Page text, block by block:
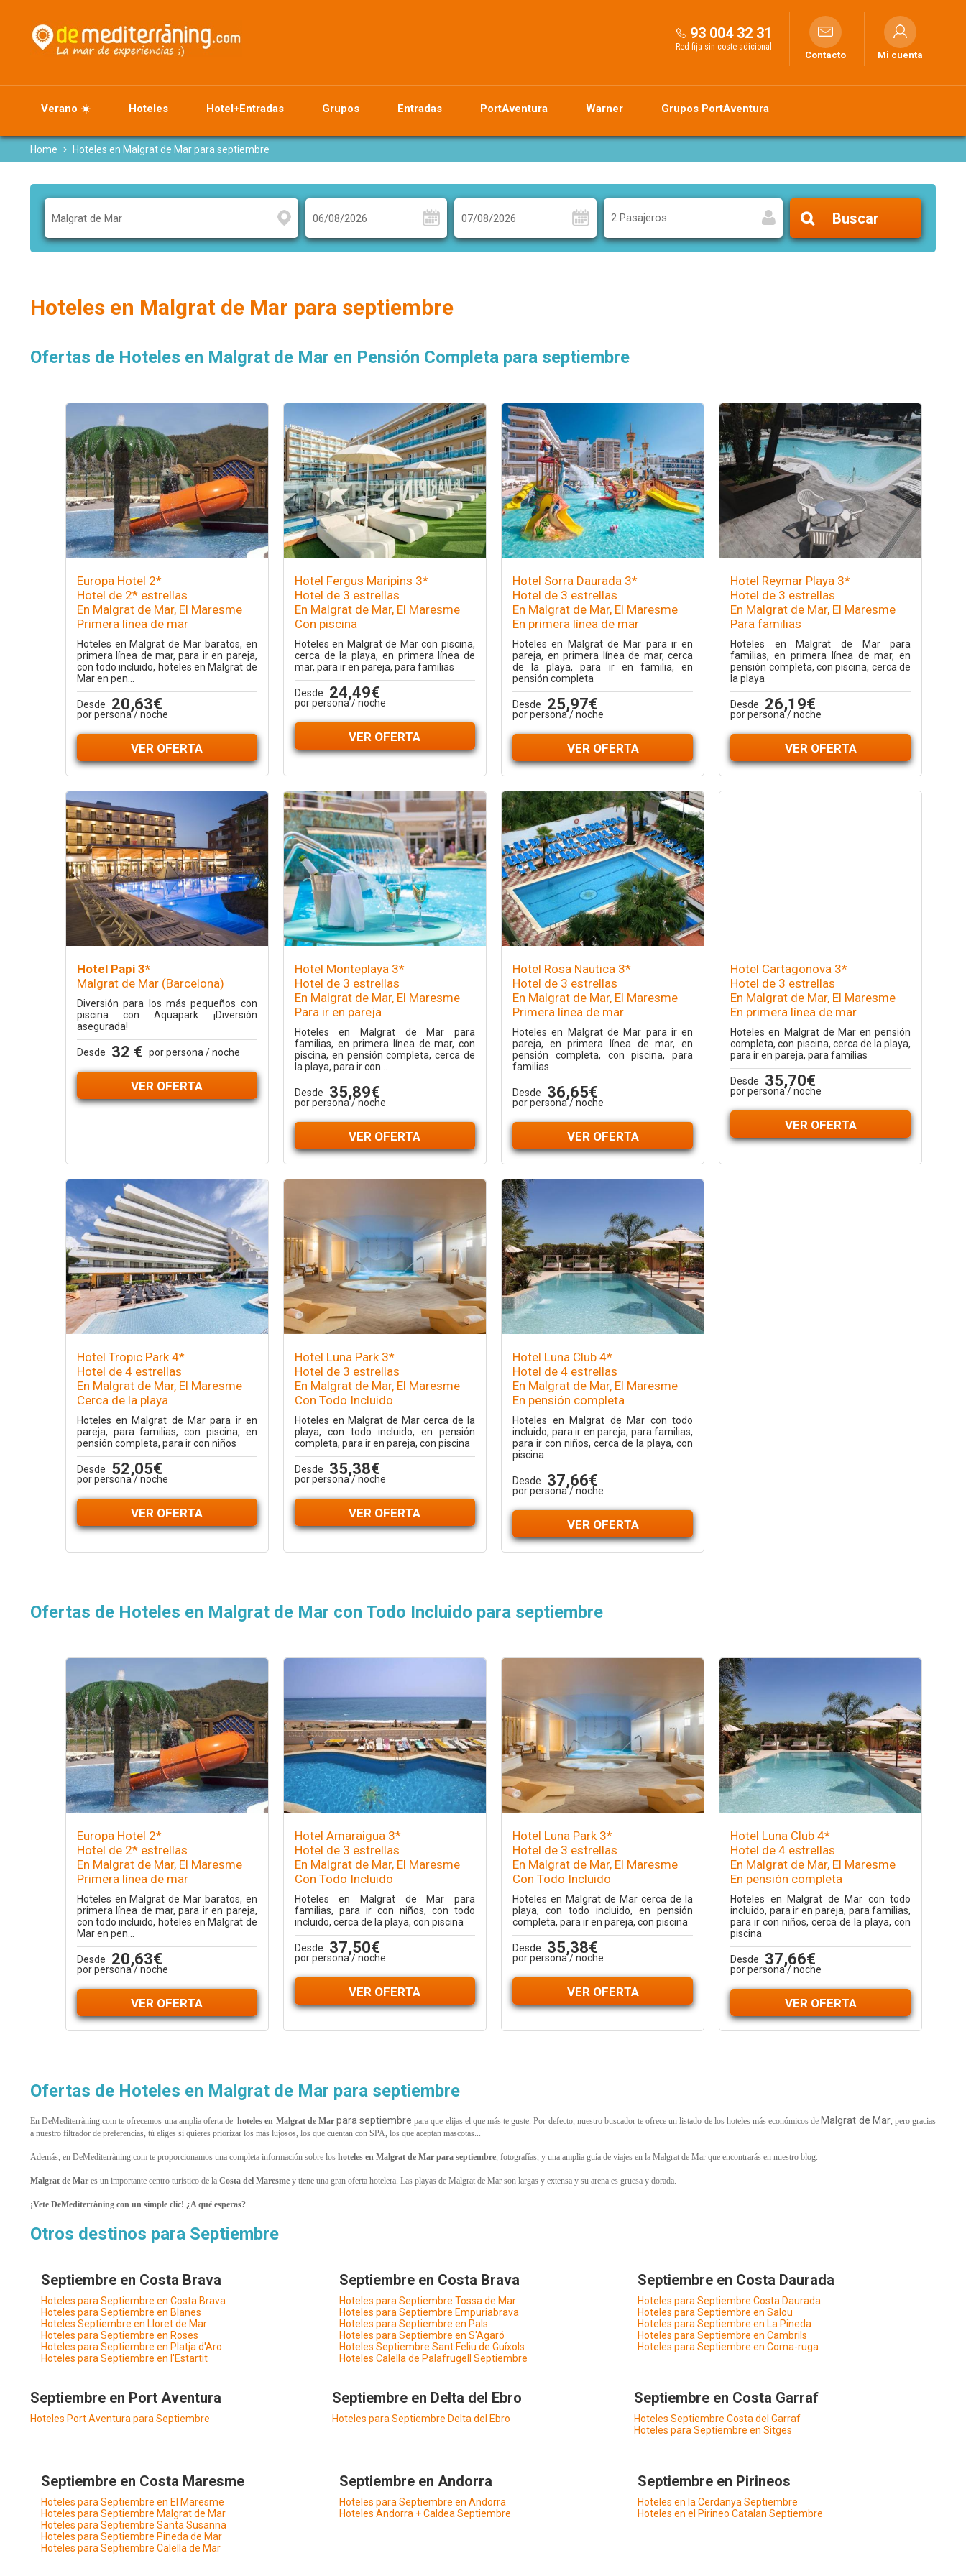
93 004 32 31
Red fija sin coste adicional
Contacto Mi cuenta
Verano ☀️ Hoteles Hotel+Entradas Grupos Entradas PortAventura Warner Grupos PortAventura
Home Hoteles en Malgrat de Mar para septiembre
2 Pasajeros Buscar
Hoteles en Malgrat de Mar para septiembre
Ofertas de Hoteles en Malgrat de Mar en Pensión Completa para septiembre
Europa Hotel 2*
Hotel de 2* estrellas
En Malgrat de Mar, El Maresme
Primera línea de mar
Hoteles en Malgrat de Mar baratos, en
primera línea de mar, para ir en pareja,
con todo incluido, hoteles en Malgrat de
Mar en pen...
Desde 20,63€
por persona / noche
VER OFERTA
Hotel Fergus Maripins 3*
Hotel de 3 estrellas
En Malgrat de Mar, El Maresme
Con piscina
Hoteles en Malgrat de Mar con piscina,
cerca de la playa, en primera línea de
mar, para ir en pareja, para familias
Desde 24,49€
por persona / noche
VER OFERTA
Hotel Sorra Daurada 3*
Hotel de 3 estrellas
En Malgrat de Mar, El Maresme
En primera línea de mar
Hoteles en Malgrat de Mar para ir en
pareja, en primera línea de mar, cerca
de la playa, para ir en familia, en
pensión completa
Desde 25,97€
por persona / noche
VER OFERTA
Hotel Reymar Playa 3*
Hotel de 3 estrellas
En Malgrat de Mar, El Maresme
Para familias
Hoteles en Malgrat de Mar para
familias, en primera línea de mar, en
pensión completa, con piscina, cerca de
la playa
Desde 26,19€
por persona / noche
VER OFERTA
Hotel Papi 3*
Malgrat de Mar (Barcelona)
Diversión para los más pequeños con
piscina con Aquapark ¡Diversión
asegurada!
Desde 32 € por persona / noche
VER OFERTA
Hotel Monteplaya 3*
Hotel de 3 estrellas
En Malgrat de Mar, El Maresme
Para ir en pareja
Hoteles en Malgrat de Mar para
familias, en primera línea de mar, con
piscina, en pensión completa, cerca de
la playa, para ir con...
Desde 35,89€
por persona / noche
VER OFERTA
Hotel Rosa Nautica 3*
Hotel de 3 estrellas
En Malgrat de Mar, El Maresme
Primera línea de mar
Hoteles en Malgrat de Mar para ir en
pareja, en primera línea de mar, en
pensión completa, con piscina, para
familias
Desde 36,65€
por persona / noche
VER OFERTA
Hotel Cartagonova 3*
Hotel de 3 estrellas
En Malgrat de Mar, El Maresme
En primera línea de mar
Hoteles en Malgrat de Mar en pensión
completa, con piscina, cerca de la playa,
para ir en pareja, para familias
Desde 35,70€
por persona / noche
VER OFERTA
Hotel Tropic Park 4*
Hotel de 4 estrellas
En Malgrat de Mar, El Maresme
Cerca de la playa
Hoteles en Malgrat de Mar para ir en
pareja, para familias, con piscina, en
pensión completa, para ir con niños
Desde 52,05€
por persona / noche
VER OFERTA
Hotel Luna Park 3*
Hotel de 3 estrellas
En Malgrat de Mar, El Maresme
Con Todo Incluido
Hoteles en Malgrat de Mar cerca de la
playa, con todo incluido, en pensión
completa, para ir en pareja, con piscina
Desde 35,38€
por persona / noche
VER OFERTA
Hotel Luna Club 4*
Hotel de 4 estrellas
En Malgrat de Mar, El Maresme
En pensión completa
Hoteles en Malgrat de Mar con todo
incluido, para ir en pareja, para familias,
para ir con niños, cerca de la playa, con
piscina
Desde 37,66€
por persona / noche
VER OFERTA
Ofertas de Hoteles en Malgrat de Mar con Todo Incluido para septiembre
Europa Hotel 2*
Hotel de 2* estrellas
En Malgrat de Mar, El Maresme
Primera línea de mar
Hoteles en Malgrat de Mar baratos, en
primera línea de mar, para ir en pareja,
con todo incluido, hoteles en Malgrat de
Mar en pen...
Desde 20,63€
por persona / noche
VER OFERTA
Hotel Amaraigua 3*
Hotel de 3 estrellas
En Malgrat de Mar, El Maresme
Con Todo Incluido
Hoteles en Malgrat de Mar para
familias, para ir con niños, con todo
incluido, cerca de la playa, con piscina
Desde 37,50€
por persona / noche
VER OFERTA
Hotel Luna Park 3*
Hotel de 3 estrellas
En Malgrat de Mar, El Maresme
Con Todo Incluido
Hoteles en Malgrat de Mar cerca de la
playa, con todo incluido, en pensión
completa, para ir en pareja, con piscina
Desde 35,38€
por persona / noche
VER OFERTA
Hotel Luna Club 4*
Hotel de 4 estrellas
En Malgrat de Mar, El Maresme
En pensión completa
Hoteles en Malgrat de Mar con todo
incluido, para ir en pareja, para familias,
para ir con niños, cerca de la playa, con
piscina
Desde 37,66€
por persona / noche
VER OFERTA
Ofertas de Hoteles en Malgrat de Mar para septiembre
En DeMediterràning.com te ofrecemos una amplia oferta de hoteles en Malgrat de Marpara septiembrepara que elijas el que más te guste. Por defecto, nuestro buscador te ofrece un listado de los hoteles más económicos de Malgrat de Mar, pero gracias
a nuestro filtrador de preferencias, tú eliges si quieres priorizar los más lujosos, los que cuentan con SPA, los que aceptan mascotas...
Además, en DeMediterràning.com te proporcionamos una completa información sobre los hoteles en Malgrat de Mar para septiembre, fotografías, y una amplia guía de viajes en la Malgrat de Mar que encontrarás en nuestro blog.
Malgrat de Mar es un importante centro turístico de la Costa del Maresme y tiene una gran oferta hotelera. Las playas de Malgrat de Mar son largas y extensa y su arena es gruesa y dorada.
¡Vete DeMediterràning con un simple clic! ¿A qué esperas?
Otros destinos para Septiembre
Septiembre en Costa Brava Septiembre en Costa Brava Septiembre en Costa Daurada
Hoteles para Septiembre en Costa Brava Hoteles para Septiembre Tossa de Mar
Hoteles para Septiembre Costa Daurada
Hoteles para Septiembre en Blanes
Hoteles para Septiembre Empuriabrava
Hoteles para Septiembre en Salou
Hoteles Septiembre en Lloret de Mar
Hoteles para Septiembre en Pals
Hoteles para Septiembre en La Pineda
Hoteles para Septiembre en Roses
Hoteles para Septiembre en S'Agaró
Hoteles para Septiembre en Cambrils
Hoteles para Septiembre en Platja d'Aro
Hoteles Septiembre Sant Feliu de Guíxols
Hoteles para Septiembre en Coma-ruga
Hoteles para Septiembre en l'Estartit
Hoteles Calella de Palafrugell Septiembre
Septiembre en Port Aventura Septiembre en Delta del Ebro Septiembre en Costa Garraf
Hoteles Port Aventura para Septiembre Hoteles para Septiembre Delta del Ebro
Hoteles Septiembre Costa del Garraf
Hoteles para Septiembre en Sitges
Septiembre en Costa Maresme Septiembre en Andorra Septiembre en Pirineos
Hoteles para Septiembre en El Maresme Hoteles para Septiembre en Andorra
Hoteles en la Cerdanya Septiembre
Hoteles para Septiembre Malgrat de Mar
Hoteles Andorra + Caldea Septiembre
Hoteles en el Pirineo Catalan Septiembre
Hoteles para Septiembre Santa Susanna
Hoteles para Septiembre Pineda de Mar
Hoteles para Septiembre Calella de Mar